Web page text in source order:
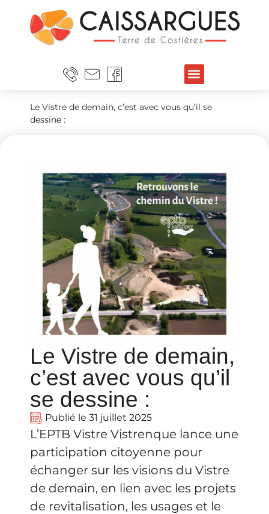
Le Vistre de demain, c’est avec vous qu’il se
dessine :
Le Vistre de demain,
c’est avec vous qu’il
se dessine :
Publié le 31 juillet 2025
L’EPTB Vistre Vistrenque lance une
participation citoyenne pour
échanger sur les visions du Vistre
de demain, en lien avec les projets
de revitalisation, les usages et le